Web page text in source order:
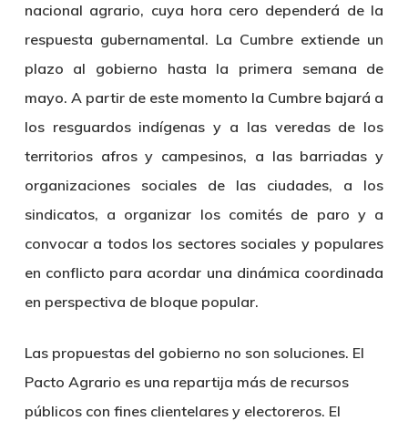
nacional agrario, cuya hora cero dependerá de la
respuesta gubernamental. La Cumbre extiende un
plazo al gobierno hasta la primera semana de
mayo. A partir de este momento la Cumbre bajará a
los resguardos indígenas y a las veredas de los
territorios afros y campesinos, a las barriadas y
organizaciones sociales de las ciudades, a los
sindicatos, a organizar los comités de paro y a
convocar a todos los sectores sociales y populares
en conflicto para acordar una dinámica coordinada
en perspectiva de bloque popular.
Las propuestas del gobierno no son soluciones. El
Pacto Agrario es una repartija más de recursos
públicos con fines clientelares y electoreros. El